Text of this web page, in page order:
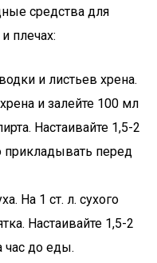
средства для
плечах:
и листьев хрена.
и залейте 100 мл
Настаивайте 1,5-2
прикладывать перед
На 1 ст. л. сухого
Настаивайте 1,5-2
час до еды.